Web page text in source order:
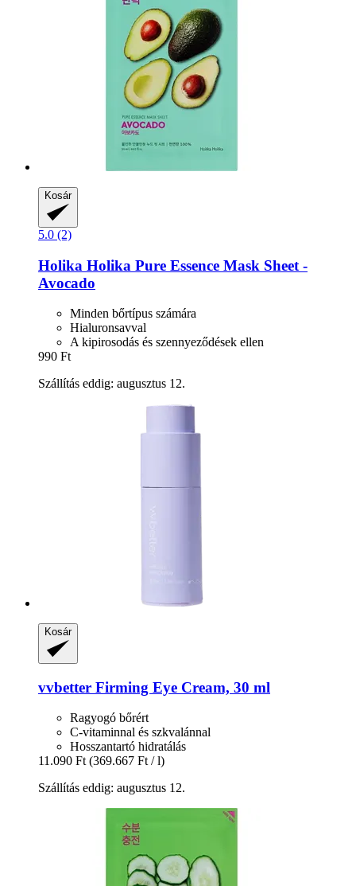
Kosár
5.0 (2)
Holika Holika Pure Essence Mask Sheet -​
Avocado
Minden bőrtípus számára
Hialuronsavval
A kipirosodás és szennyeződések ellen
990 Ft
Szállítás eddig: augusztus 12.
Kosár
vvbetter Firming Eye Cream, 30 ml
Ragyogó bőrért
C-vitaminnal és szkvalánnal
Hosszantartó hidratálás
11.090 Ft (369.667 Ft / l)
Szállítás eddig: augusztus 12.